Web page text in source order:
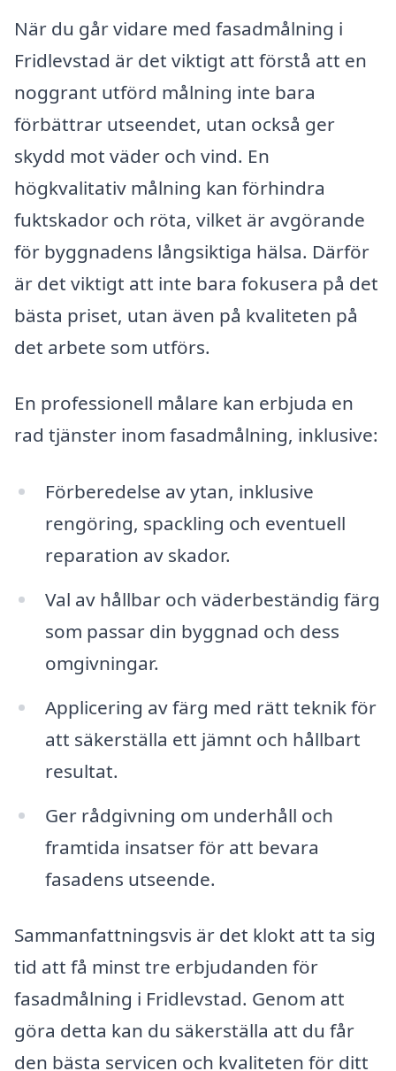
När du går vidare med fasadmålning i
Fridlevstad är det viktigt att förstå att en
noggrant utförd målning inte bara
förbättrar utseendet, utan också ger
skydd mot väder och vind. En
högkvalitativ målning kan förhindra
fuktskador och röta, vilket är avgörande
för byggnadens långsiktiga hälsa. Därför
är det viktigt att inte bara fokusera på det
bästa priset, utan även på kvaliteten på
det arbete som utförs.
En professionell målare kan erbjuda en
rad tjänster inom fasadmålning, inklusive:
Förberedelse av ytan, inklusive
rengöring, spackling och eventuell
reparation av skador.
Val av hållbar och väderbeständig färg
som passar din byggnad och dess
omgivningar.
Applicering av färg med rätt teknik för
att säkerställa ett jämnt och hållbart
resultat.
Ger rådgivning om underhåll och
framtida insatser för att bevara
fasadens utseende.
Sammanfattningsvis är det klokt att ta sig
tid att få minst tre erbjudanden för
fasadmålning i Fridlevstad. Genom att
göra detta kan du säkerställa att du får
den bästa servicen och kvaliteten för ditt